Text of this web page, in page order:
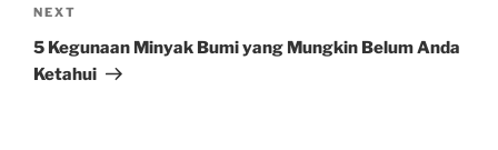
Next
Post
NEXT
5 Kegunaan Minyak Bumi yang Mungkin Belum Anda
Ketahui